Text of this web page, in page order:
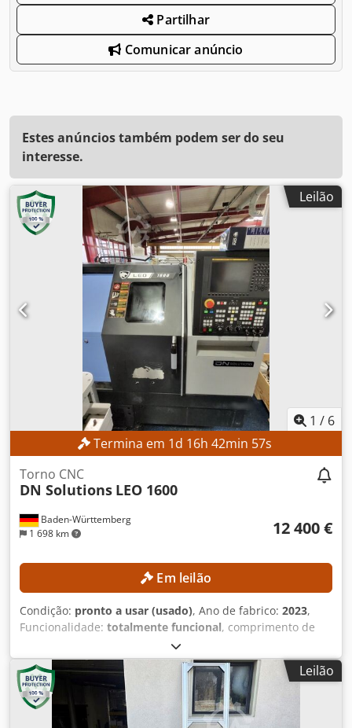
Partilhar
Comunicar anúncio
Estes anúncios também podem ser do seu
interesse.
Leilão
1 / 6
Termina em 1d 16h 42min 56s
Baden-Württemberg
1 698 km
Torno CNC
DN Solutions LEO 1600
12 400 €
Em leilão
Condição: pronto a usar (usado), Ano de fabrico: 2023,
Funcionalidade: totalmente funcional, comprimento de
, diâmetro de torneamento:
mm, furo da árvore:52 mm, velocidade do fuso (máx.):
4 500 rpm
, modelo de controlador:FANUC CNC
máquina pode ser inspecionada com um prazo de entrega
de três dias. DETALHES TÉCNICOS Diâmetro máximo de
Leilão